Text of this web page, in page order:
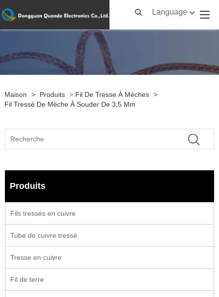
Language
Maison > Produits > Fil De Tresse À Mèches >
Fil Tressé De Mèche À Souder De 3,5 Mm
Produits
Fils tressés en cuivre
Tube de cuivre tressé
Tresse en cuivre
Fil de terre